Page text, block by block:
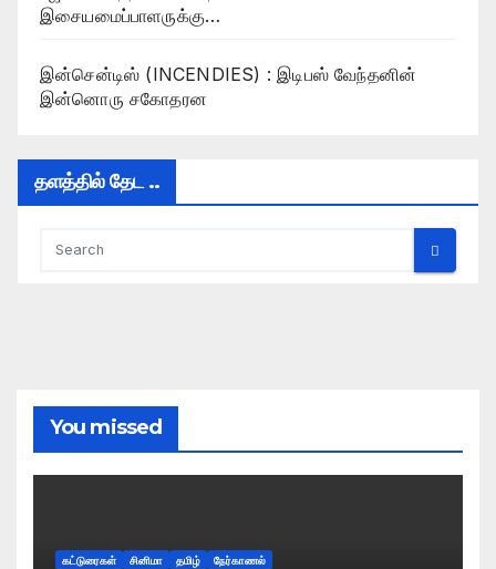
இசையமைப்பாளருக்கு…
இன்சென்டிஸ் (INCENDIES) : இடிபஸ் வேந்தனின்
இன்னொரு சகோதரன
தளத்தில் தேட ..
You missed
கட்டுரைகள் சினிமா தமிழ் நேர்காணல்